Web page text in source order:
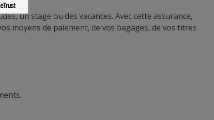
un stage ou des vacances. Avec cette assurance,
moyens de paiement, de vos bagages, de vos titres